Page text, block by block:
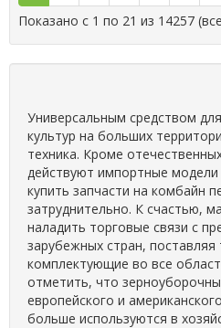
Показано с 1 по 21 из 14257
Универсальным средством
культур на больших
техника. Кроме
действуют импортные
купить запчасти на комбайн
затруднительно. К счастью,
наладить торговые связи с
зарубежных стран,
комплектующие во все
отметить, что
европейского и
больше используются в